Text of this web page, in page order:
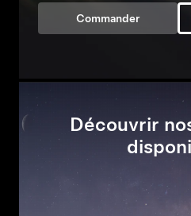
Commander
Découvrir